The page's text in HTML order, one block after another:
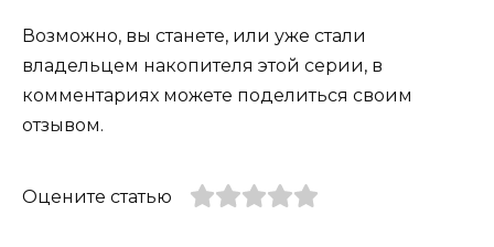
Возможно, вы станете, или уже стали
владельцем накопителя этой серии, в
комментариях можете поделиться своим
отзывом.
Оцените статью